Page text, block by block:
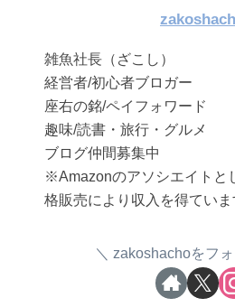
雑魚社長（ざこし）
経営者/初心者ブロガー
座右の銘/ペイフォワード
趣味/読書・旅行・グルメ
ブログ仲間募集中
※Amazonのアソシエイトと
格販売により収入を得ていま
zakoshachoをフ